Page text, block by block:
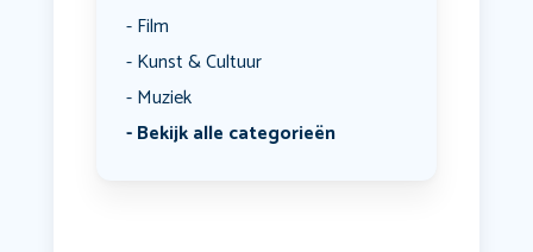
Film
Kunst & Cultuur
Muziek
Bekijk alle categorieën